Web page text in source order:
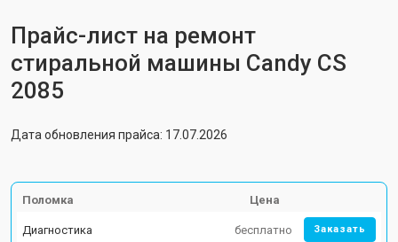
Прайс-лист на ремонт
стиральной машины Candy CS
2085
Дата обновления прайса: 17.07.2026
Поломка Цена
Диагностика бесплатно Заказать